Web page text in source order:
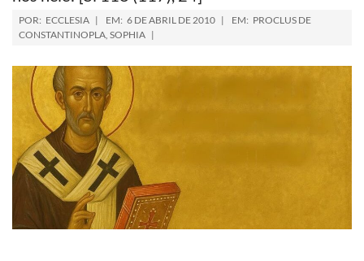
POR: ECCLESIA EM: 6 DE ABRIL DE 2010 EM: PROCLUS DE
CONSTANTINOPLA, SOPHIA